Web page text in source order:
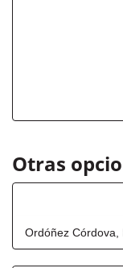
Otras
Ordóñez Córdova,